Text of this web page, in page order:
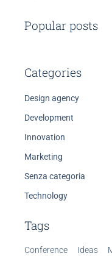
Popular posts
Categories
Design agency
Development
Innovation
Marketing
Senza categoria
Technology
Tags
Conference Ideas